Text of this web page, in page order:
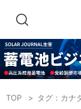
TOP タグ：カナ